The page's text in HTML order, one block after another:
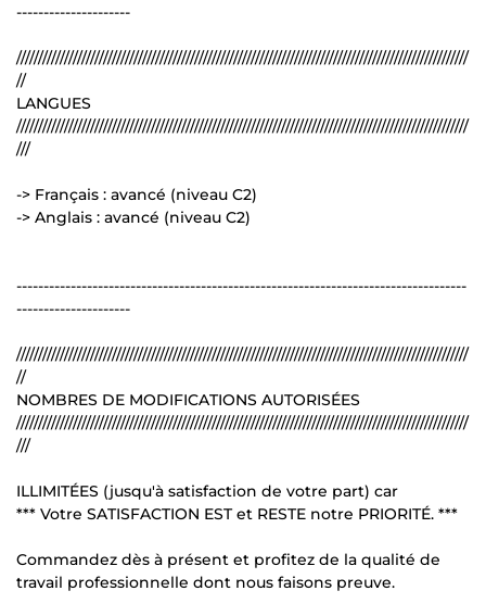
---------------------
////////////////////////////////////////////////////////////////////////////////////////////////////////
//
LANGUES
////////////////////////////////////////////////////////////////////////////////////////////////////////
///
-> Français : avancé (niveau C2)
-> Anglais : avancé (niveau C2)
-----------------------------------------------------------------------------------
---------------------
////////////////////////////////////////////////////////////////////////////////////////////////////////
//
NOMBRES DE MODIFICATIONS AUTORISÉES
////////////////////////////////////////////////////////////////////////////////////////////////////////
///
ILLIMITÉES (jusqu'à satisfaction de votre part) car
*** Votre SATISFACTION EST et RESTE notre PRIORITÉ. ***
Commandez dès à présent et profitez de la qualité de
travail professionnelle dont nous faisons preuve.